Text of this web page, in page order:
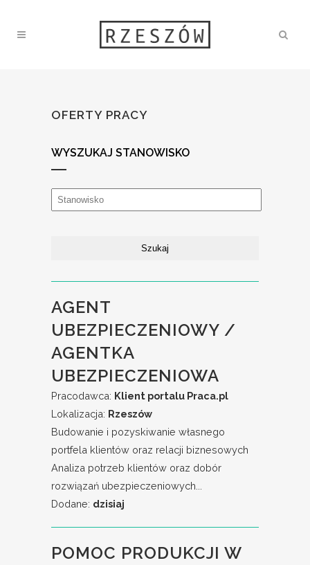
OFERTY PRACY
WYSZUKAJ STANOWISKO
AGENT
UBEZPIECZENIOWY /
AGENTKA
UBEZPIECZENIOWA
Pracodawca: Klient portalu Praca.pl
Lokalizacja: Rzeszów
Budowanie i pozyskiwanie własnego
portfela klientów oraz relacji biznesowych
Analiza potrzeb klientów oraz dobór
rozwiązań ubezpieczeniowych...
Dodane: dzisiaj
POMOC PRODUKCJI W